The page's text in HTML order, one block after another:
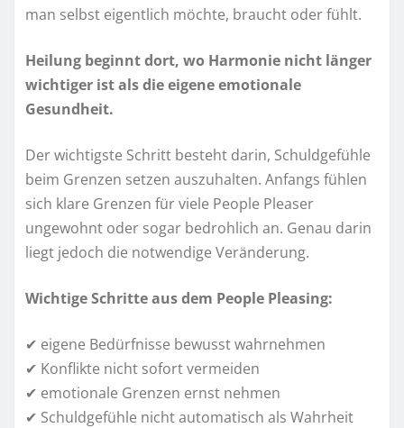
man selbst eigentlich möchte, braucht oder fühlt.
Heilung beginnt dort, wo Harmonie nicht länger
wichtiger ist als die eigene emotionale
Gesundheit.
Der wichtigste Schritt besteht darin, Schuldgefühle
beim Grenzen setzen auszuhalten. Anfangs fühlen
sich klare Grenzen für viele People Pleaser
ungewohnt oder sogar bedrohlich an. Genau darin
liegt jedoch die notwendige Veränderung.
Wichtige Schritte aus dem People Pleasing:
✔ eigene Bedürfnisse bewusst wahrnehmen
✔ Konflikte nicht sofort vermeiden
✔ emotionale Grenzen ernst nehmen
✔ Schuldgefühle nicht automatisch als Wahrheit